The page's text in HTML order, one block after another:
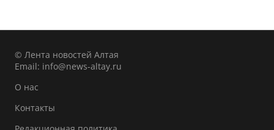
© Лента новостей Алтая
Email: info@news-altay.ru
О нас
Контакты